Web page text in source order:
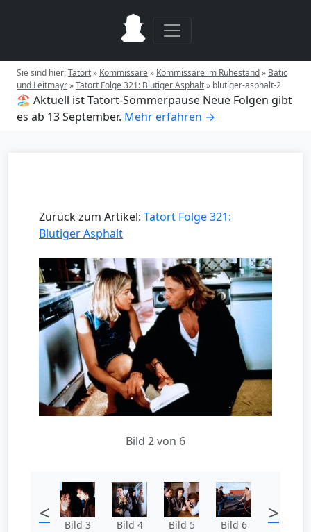
Sie sind hier:Tatort» Kommissare» Kommissare im Ruhestand» Batic
und Leitmayr»Tatort Folge 321: Blutiger Asphalt» blutiger-asphalt-2
🏖️ Aktuell ist Tatort-Sommerpause Neue Folgen gibt
es ab 13 September. Mehr erfahren →
Zurück zum Artikel: Tatort Folge 321:
Blutiger Asphalt
Bild 2 von 6
< Bild 3 Bild 4 Bild 5 Bild 6 >